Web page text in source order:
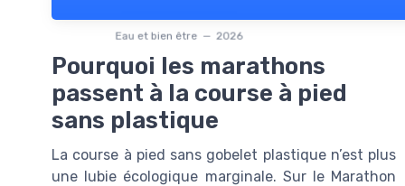
Eau et bien être — 2026
Pourquoi les marathons
passent à la course à pied
sans plastique
La course à pied sans gobelet plastique n’est plus
une lubie écologique marginale. Sur le Marathon